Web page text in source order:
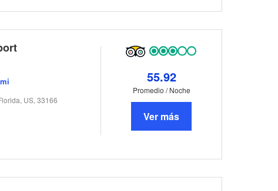
US, 33166
55.92
Promedio / Noche
Ver más